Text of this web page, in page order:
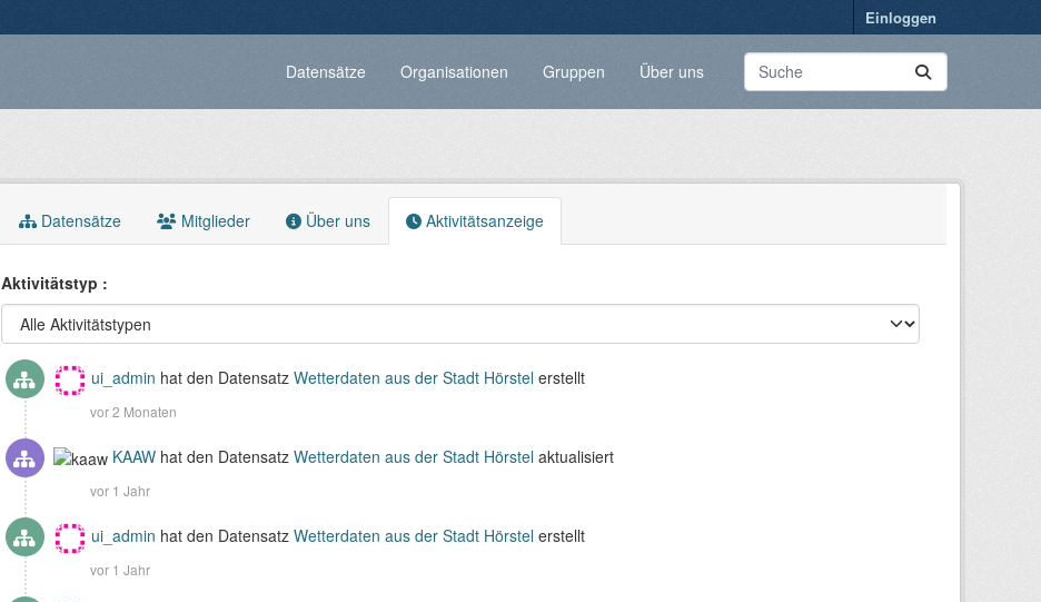
Einloggen
Datensätze Organisationen Gruppen Über uns
Datensätze Mitglieder Über uns Aktivitätsanzeige
Aktivitätstyp
ui_admin hat den DatensatzWetterdaten aus der Stadt Hörstelerstellt
vor 2 Monaten
KAAW hat den DatensatzWetterdaten aus der Stadt Hörstelaktualisiert
vor 1 Jahr
ui_admin hat den DatensatzWetterdaten aus der Stadt Hörstelerstellt
vor 1 Jahr